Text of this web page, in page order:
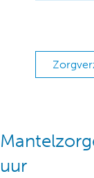
uur